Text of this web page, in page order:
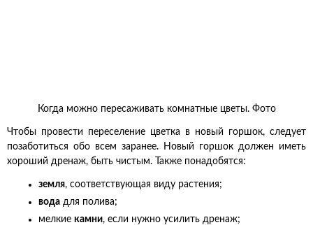
Когда можно пересаживать комнатные цветы. Фото
Чтобы провести переселение цветка в новый горшок, следует
позаботиться обо всем заранее. Новый горшок должен иметь
хороший дренаж, быть чистым. Также понадобятся:
земля, соответствующая виду растения;
вода для полива;
мелкие камни, если нужно усилить дренаж;